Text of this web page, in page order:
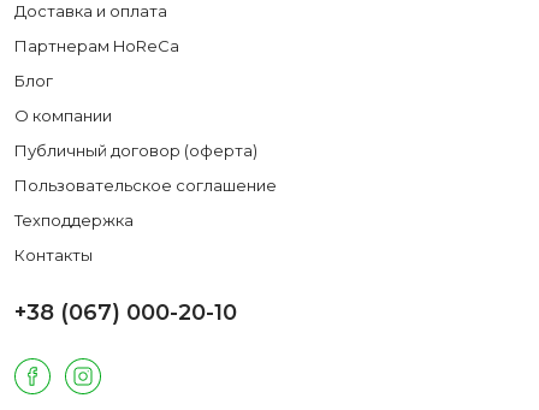
Доставка и оплата
Партнерам HoReCa
Блог
О компании
Публичный договор (оферта)
Пользовательское соглашение
Техподдержка
Контакты
+38 (067) 000-20-10